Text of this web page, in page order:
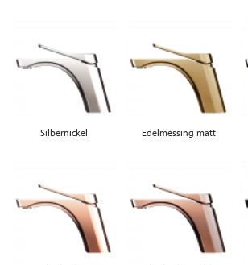
Silbernickel Edelmessing matt